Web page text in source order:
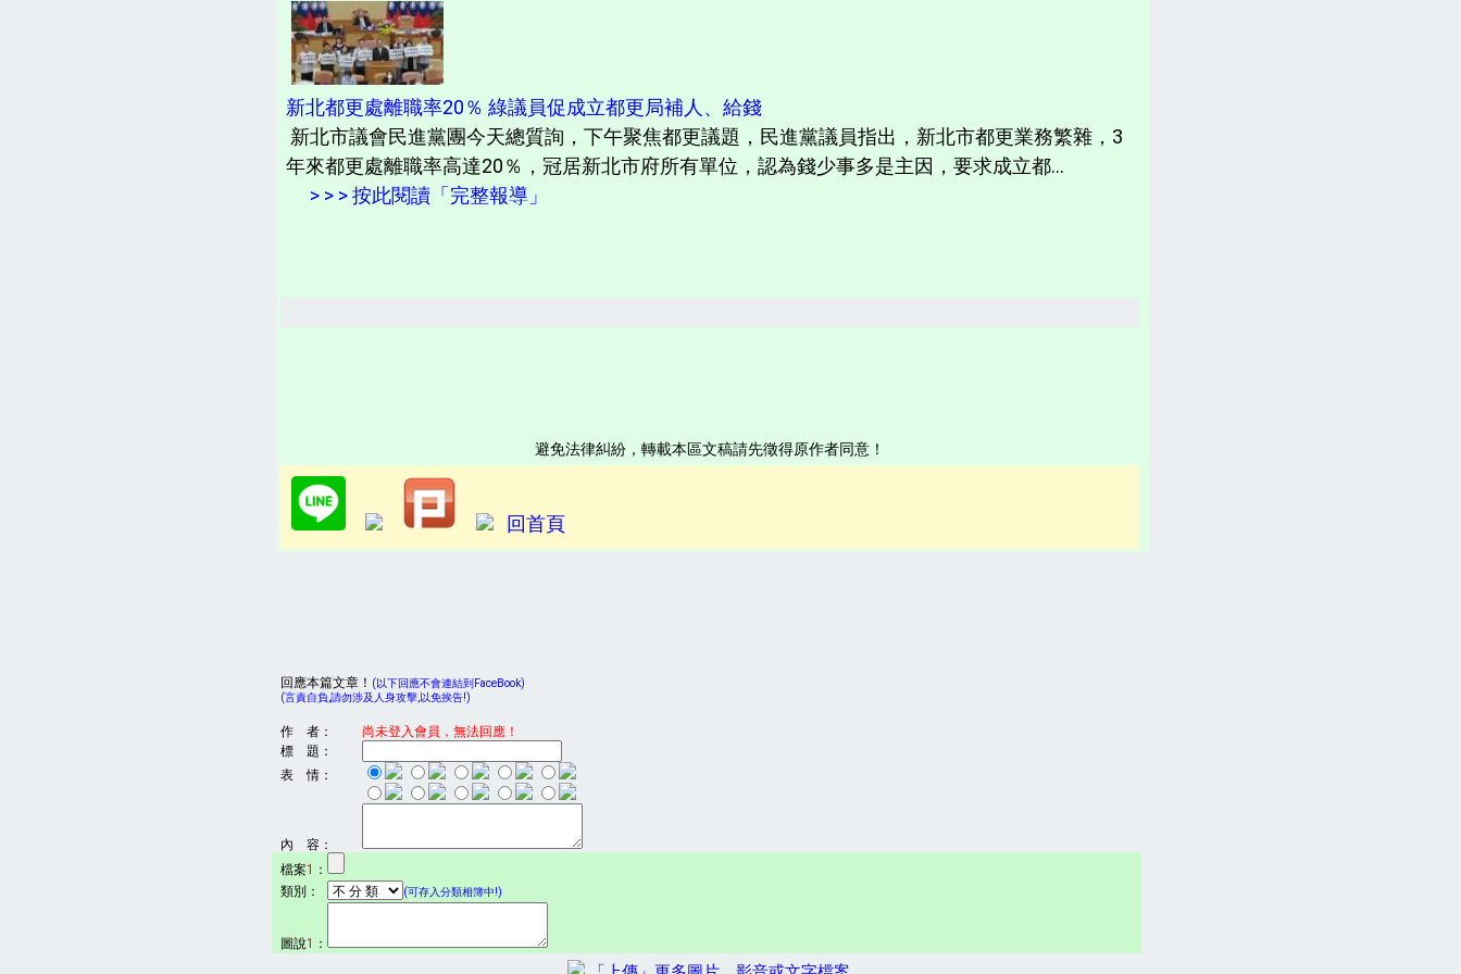
新北都更處離職率20％ 綠議員促成立都更局補人、給錢
新北市議會民進黨團今天總質詢，下午聚焦都更議題，民進黨議員指出，新北市都更業務繁雜，3
年來都更處離職率高達20％，冠居新北市府所有單位，認為錢少事多是主因，要求成立都...
> > > 按此閱讀「完整報導」
避免法律糾紛，轉載本區文稿請先徵得原作者同意！
回首頁
回應本篇文章！ (以下回應不會連結到FaceBook)
(言責自負,請勿涉及人身攻擊,以免挨告!)
作 者：
尚未登入會員，無法回應！
標 題：
表 情：
內 容：
檔案1 ：
類別：
(可存入分類相簿中!)
圖說1 ：